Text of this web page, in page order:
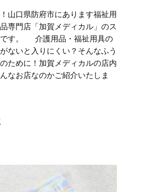
山口県防府市にあります福祉用
専門店「加賀メディカル」のス
です。 介護用品・福祉用具の
ないと入りにくい？そんなふう
ために！加賀メディカルの店内
なお店なのかご紹介いたしま